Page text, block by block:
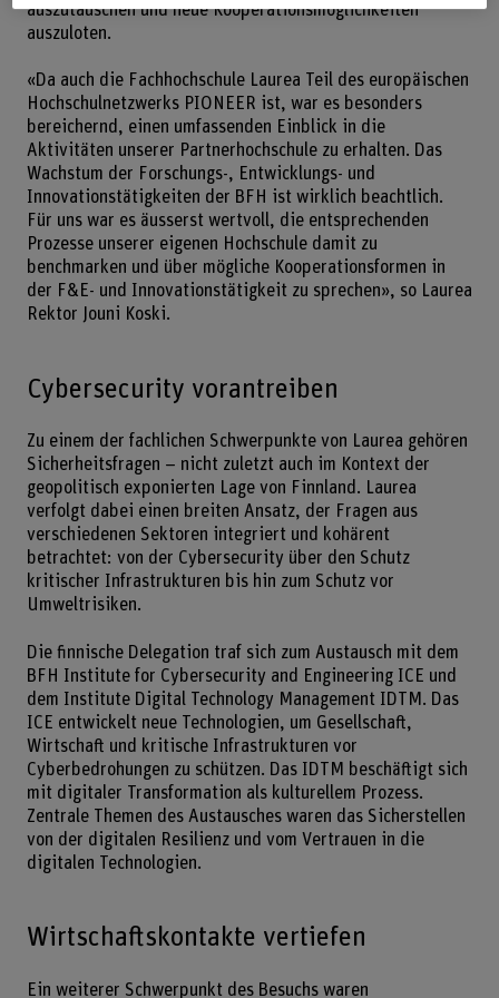
auszutauschen und neue Kooperationsmöglichkeiten
auszuloten.
«Da auch die Fachhochschule Laurea Teil des europäischen
Hochschulnetzwerks PIONEER ist, war es besonders
bereichernd, einen umfassenden Einblick in die
Aktivitäten unserer Partnerhochschule zu erhalten. Das
Wachstum der Forschungs-, Entwicklungs- und
Innovationstätigkeiten der BFH ist wirklich beachtlich.
Für uns war es äusserst wertvoll, die entsprechenden
Prozesse unserer eigenen Hochschule damit zu
benchmarken und über mögliche Kooperationsformen in
der F&E- und Innovationstätigkeit zu sprechen», so Laurea
Rektor Jouni Koski.
Cybersecurity vorantreiben
Zu einem der fachlichen Schwerpunkte von Laurea gehören
Sicherheitsfragen – nicht zuletzt auch im Kontext der
geopolitisch exponierten Lage von Finnland. Laurea
verfolgt dabei einen breiten Ansatz, der Fragen aus
verschiedenen Sektoren integriert und kohärent
betrachtet: von der Cybersecurity über den Schutz
kritischer Infrastrukturen bis hin zum Schutz vor
Umweltrisiken.
Die finnische Delegation traf sich zum Austausch mit dem
BFH Institute for Cybersecurity and Engineering ICE und
dem Institute Digital Technology Management IDTM. Das
ICE entwickelt neue Technologien, um Gesellschaft,
Wirtschaft und kritische Infrastrukturen vor
Cyberbedrohungen zu schützen. Das IDTM beschäftigt sich
mit digitaler Transformation als kulturellem Prozess.
Zentrale Themen des Austausches waren das Sicherstellen
von der digitalen Resilienz und vom Vertrauen in die
digitalen Technologien.
Wirtschaftskontakte vertiefen
Ein weiterer Schwerpunkt des Besuchs waren